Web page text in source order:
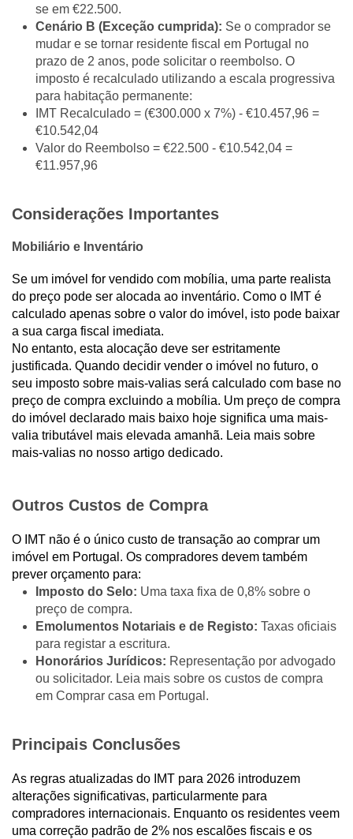
se em €22.500.
Cenário B (Exceção cumprida): Se o comprador se
mudar e se tornar residente fiscal em Portugal no
prazo de 2 anos, pode solicitar o reembolso. O
imposto é recalculado utilizando a escala progressiva
para habitação permanente:
IMT Recalculado = (€300.000 x 7%) - €10.457,96 =
€10.542,04
Valor do Reembolso = €22.500 - €10.542,04 =
€11.957,96
Considerações Importantes
Mobiliário e Inventário
Se um imóvel for vendido com mobília, uma parte realista
do preço pode ser alocada ao inventário. Como o IMT é
calculado apenas sobre o valor do imóvel, isto pode baixar
a sua carga fiscal imediata.
No entanto, esta alocação deve ser estritamente
justificada. Quando decidir vender o imóvel no futuro, o
seu imposto sobre mais-valias será calculado com base no
preço de compra excluindo a mobília. Um preço de compra
do imóvel declarado mais baixo hoje significa uma mais-
valia tributável mais elevada amanhã. Leia mais sobre
mais-valias no nosso artigo dedicado.
Outros Custos de Compra
O IMT não é o único custo de transação ao comprar um
imóvel em Portugal. Os compradores devem também
prever orçamento para:
Imposto do Selo: Uma taxa fixa de 0,8% sobre o
preço de compra.
Emolumentos Notariais e de Registo: Taxas oficiais
para registar a escritura.
Honorários Jurídicos: Representação por advogado
ou solicitador. Leia mais sobre os custos de compra
em Comprar casa em Portugal.
Principais Conclusões
As regras atualizadas do IMT para 2026 introduzem
alterações significativas, particularmente para
compradores internacionais. Enquanto os residentes veem
uma correção padrão de 2% nos escalões fiscais e os